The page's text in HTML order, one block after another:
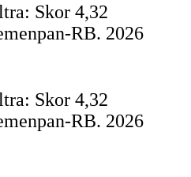
Skor 4,32
RB. 2026
Skor 4,32
RB. 2026